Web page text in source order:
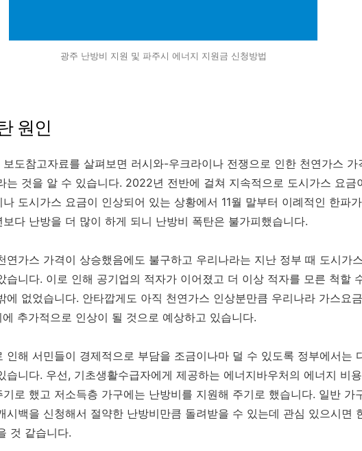
광주 난방비 지원 및 파주시 에너지 지원금 신청방법
원인
도참고자료를 살펴보면 러시와-우크라이나 전쟁으로 인한 천연가스 가
는 것을 알 수 있습니다. 2022년 전반에 걸쳐 지속적으로 도시가스 요금
도시가스 요금이 인상되어 있는 상황에서 11월 말부터 이례적인 한파
보다 난방을 더 많이 하게 되니 난방비 폭탄은 불가피했습니다.
연가스 가격이 상승했음에도 불구하고 우리나라는 지난 정부 때 도시가
습니다. 이로 인해 공기업의 적자가 이어졌고 더 이상 적자를 모른 척할
에 없었습니다. 안타깝게도 아직 천연가스 인상분만큼 우리나라 가스요
추가적으로 인상이 될 것으로 예상하고 있습니다.
인해 서민들이 경제적으로 부담을 조금이나마 덜 수 있도록 정부에서는
습니다. 우선, 기초생활수급자에게 제공하는 에너지바우처의 에너지 비
기로 했고 저소득층 가구에는 난방비를 지원해 주기로 했습니다. 일반 가
시백을 신청해서 절약한 난방비만큼 돌려받을 수 있는데 관심 있으시면
것 같습니다.